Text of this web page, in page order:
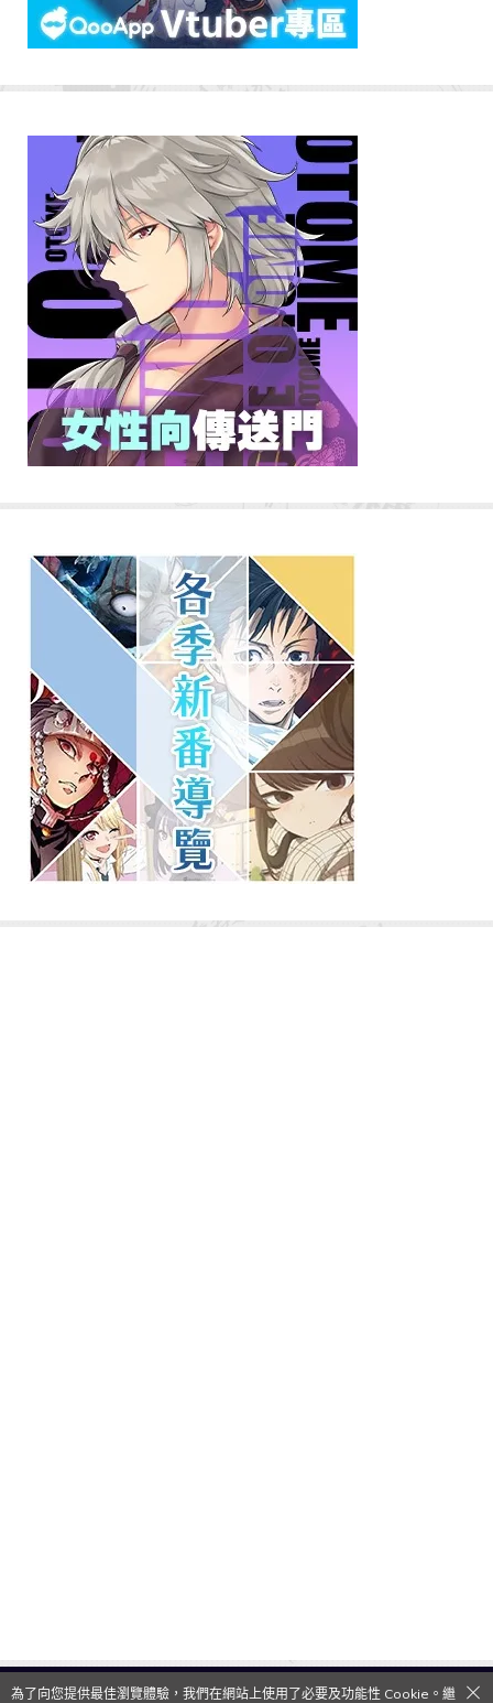
為了向您提供最佳瀏覽體驗，我們在網站上使用了必要及功能性 Cookie。繼